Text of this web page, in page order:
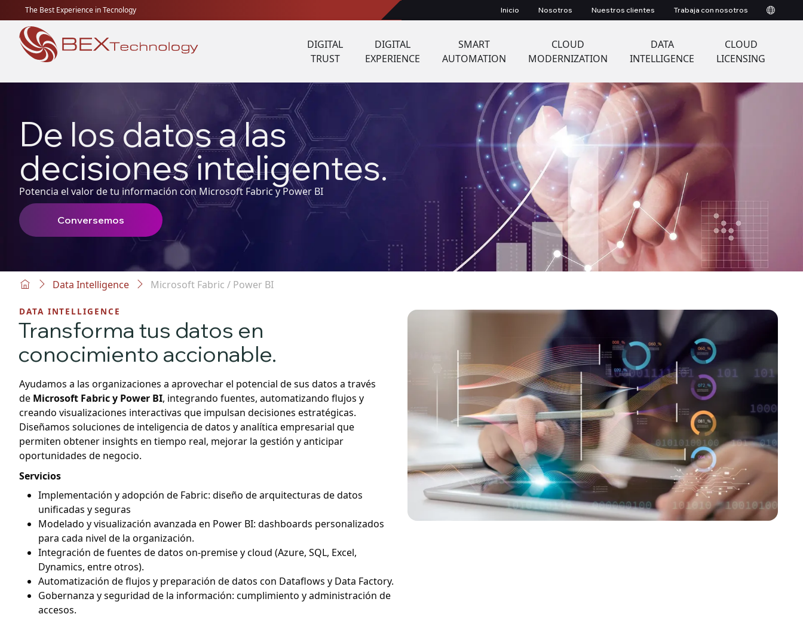
The Best Experience in Tecnology Inicio Nosotros Nuestros clientes Trabaja con nosotros
DIGITAL
TRUST
DIGITAL
EXPERIENCE
SMART
AUTOMATION
CLOUD
MODERNIZATION
DATA
INTELLIGENCE
CLOUD
LICENSING
De los datos a las
decisiones inteligentes.
Potencia el valor de tu información con Microsoft Fabric y Power BI
Conversemos
Data Intelligence Microsoft Fabric / Power BI
DATA INTELLIGENCE
Transforma tus datos en
conocimiento accionable.
Ayudamos a las organizaciones a aprovechar el potencial de sus datos a través
de Microsoft Fabric y Power BI, integrando fuentes, automatizando flujos y
creando visualizaciones interactivas que impulsan decisiones estratégicas.
Diseñamos soluciones de inteligencia de datos y analítica empresarial que
permiten obtener insights en tiempo real, mejorar la gestión y anticipar
oportunidades de negocio.
Servicios
Implementación y adopción de Fabric: diseño de arquitecturas de datos
unificadas y seguras
Modelado y visualización avanzada en Power BI: dashboards personalizados
para cada nivel de la organización.
Integración de fuentes de datos on-premise y cloud (Azure, SQL, Excel,
Dynamics, entre otros).
Automatización de flujos y preparación de datos con Dataflows y Data Factory.
Gobernanza y seguridad de la información: cumplimiento y administración de
accesos.